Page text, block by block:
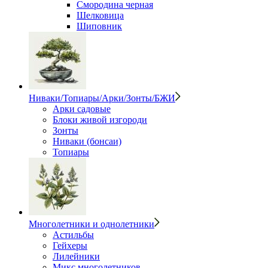
Смородина черная
Шелковица
Шиповник
Ниваки/Топиары/Арки/Зонты/БЖИ
Арки садовые
Блоки живой изгороди
Зонты
Ниваки (бонсаи)
Топиары
Многолетники и однолетники
Астильбы
Гейхеры
Лилейники